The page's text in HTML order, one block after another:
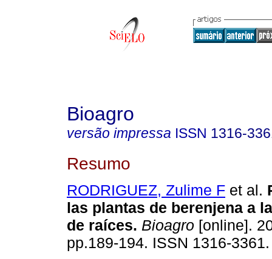
Bioagro
versão impressa ISSN 1316-
Resumo
RODRIGUEZ, Zulime F et al.
las plantas de berenjena a
de raíces. Bioagro [online].
pp.189-194. ISSN 1316-3361.